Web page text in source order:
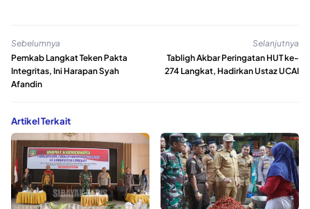
Sebelumnya
Pemkab Langkat Teken Pakta
Integritas, Ini Harapan Syah
Afandin
Selanjutnya
Tabligh Akbar Peringatan HUT ke-
274 Langkat, Hadirkan Ustaz UCAI
Artikel Terkait